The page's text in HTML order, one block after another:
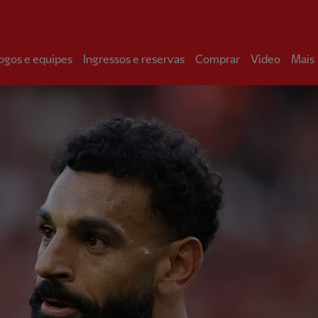
e equipes Ingressos e reservas Comprar Video Mais